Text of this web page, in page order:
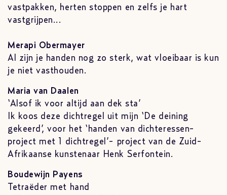
vastpakken, herten stoppen en zelfs je hart
vastgrijpen...
Merapi Obermayer
Al zijn je handen nog zo sterk, wat vloeibaar is kun
je niet vasthouden.
Maria van Daalen
‘Alsof ik voor altijd aan dek sta’
Ik koos deze dichtregel uit mijn ‘De deining
gekeerd’, voor het ‘handen van dichteressen-
project met 1 dichtregel’- project van de Zuid-
Afrikaanse kunstenaar Henk Serfontein.
Boudewijn Payens
Tetraëder met hand